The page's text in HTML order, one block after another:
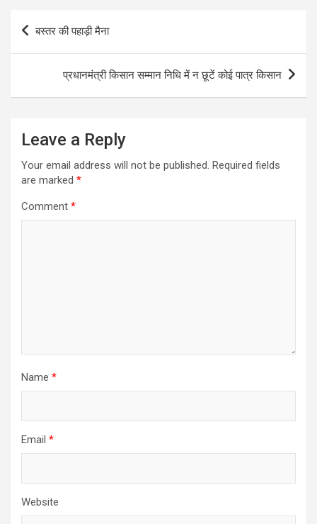
Post
navigation
बस्तर की पहाड़ी मैना
प्रधानमंत्री किसान सम्मान निधि में न छूटें कोई पात्र किसान
Leave a Reply
Your email address will not be published. Required fields
are marked *
Comment *
Name *
Email *
Website